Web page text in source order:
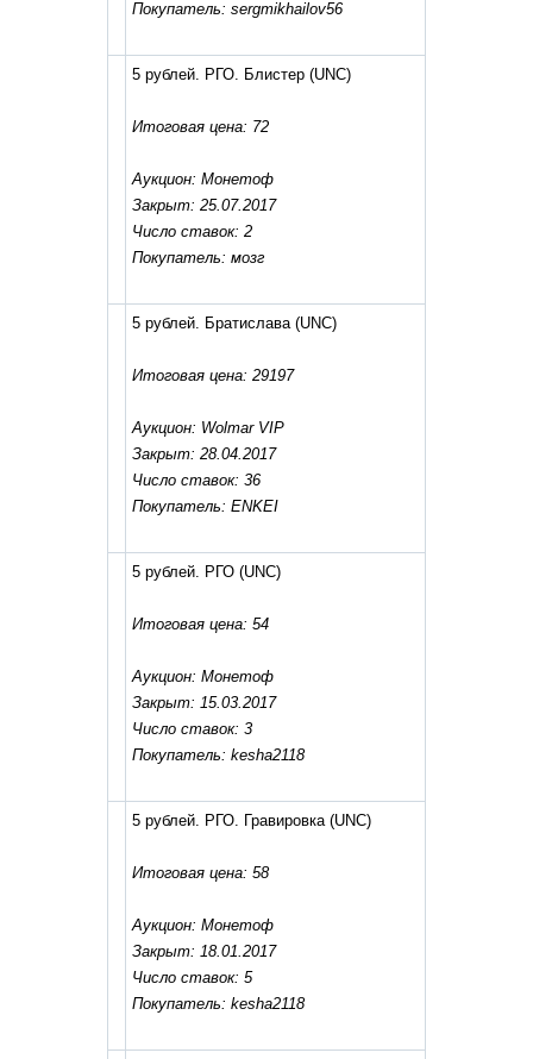
Покупатель: sergmikhailov56
5 рублей. РГО. Блистер (UNC)
Итоговая цена: 72
Аукцион: Монетоф
Закрыт: 25.07.2017
Число ставок: 2
Покупатель: мозг
5 рублей. Братислава(UNC)
Итоговая цена: 29197
Аукцион: Wolmar VIP
Закрыт: 28.04.2017
Число ставок: 36
Покупатель: ENKEI
5 рублей. РГО (UNC)
Итоговая цена: 54
Аукцион: Монетоф
Закрыт: 15.03.2017
Число ставок: 3
Покупатель: kesha2118
5 рублей. РГО. Гравировка(UNC)
Итоговая цена: 58
Аукцион: Монетоф
Закрыт: 18.01.2017
Число ставок: 5
Покупатель: kesha2118